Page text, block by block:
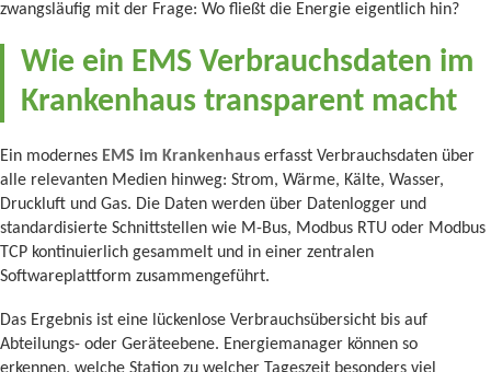
zwangsläufig mit der Frage: Wo fließt die Energie eigentlich hin?
Wie ein EMS Verbrauchsdaten im
Krankenhaus transparent macht
Ein modernes EMS im Krankenhaus erfasst Verbrauchsdaten über
alle relevanten Medien hinweg: Strom, Wärme, Kälte, Wasser,
Druckluft und Gas. Die Daten werden über Datenlogger und
standardisierte Schnittstellen wie M-Bus, Modbus RTU oder Modbus
TCP kontinuierlich gesammelt und in einer zentralen
Softwareplattform zusammengeführt.
Das Ergebnis ist eine lückenlose Verbrauchsübersicht bis auf
Abteilungs- oder Geräteebene. Energiemanager können so